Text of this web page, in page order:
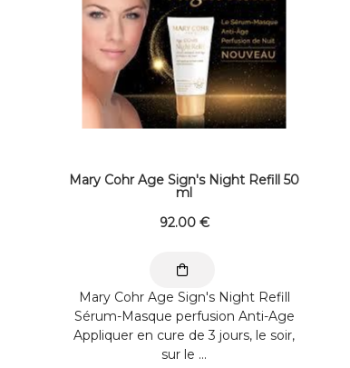
Mary Cohr Age Sign's Night Refill 50
ml
92.00 €
Mary Cohr Age Sign's Night Refill
Sérum-Masque perfusion Anti-Age
Appliquer en cure de 3 jours, le soir,
sur le ...